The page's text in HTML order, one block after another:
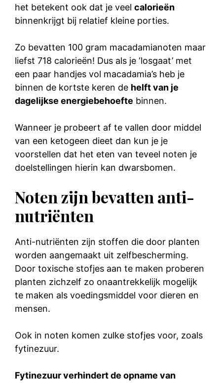
het betekent ook dat je veel calorieën
binnenkrijgt bij relatief kleine porties.
Zo bevatten 100 gram macadamianoten maar
liefst 718 calorieën! Dus als je ‘losgaat’ met
een paar handjes vol macadamia’s heb je
binnen de kortste keren de helft van je
dagelijkse energiebehoefte binnen.
Wanneer je probeert af te vallen door middel
van een ketogeen dieet dan kun je je
voorstellen dat het eten van teveel noten je
doelstellingen hierin kan dwarsbomen.
Noten zijn bevatten anti-
nutriënten
Anti-nutriënten zijn stoffen die door planten
worden aangemaakt uit zelfbescherming.
Door toxische stofjes aan te maken proberen
planten zichzelf zo onaantrekkelijk mogelijk
te maken als voedingsmiddel voor dieren en
mensen.
Ook in noten komen zulke stofjes voor, zoals
fytinezuur.
Fytinezuur verhindert de opname van